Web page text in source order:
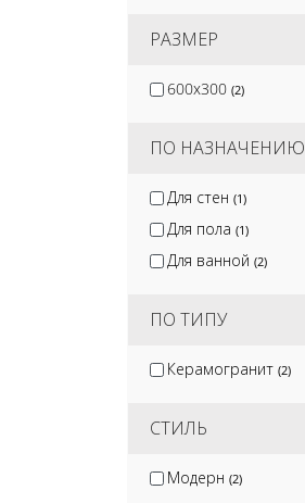
РАЗМЕР
600x300 (2)
ПО НАЗНАЧЕНИЮ
Для стен (1)
Для пола (1)
Для ванной (2)
ПО ТИПУ
Керамогранит (2)
СТИЛЬ
Модерн (2)